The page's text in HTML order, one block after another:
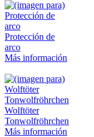
Protección de
arco
Más información
Wolftöter
Tonwolfröhrchen
Más información